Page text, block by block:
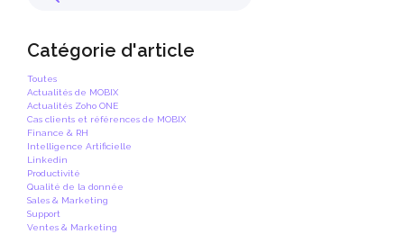
Catégorie d'article
Toutes
Actualités de MOBIX
Actualités Zoho ONE
Cas clients et références de MOBIX
Finance & RH
Intelligence Artificielle
Linkedin
Productivité
Qualité de la donnée
Sales & Marketing
Support
Ventes & Marketing